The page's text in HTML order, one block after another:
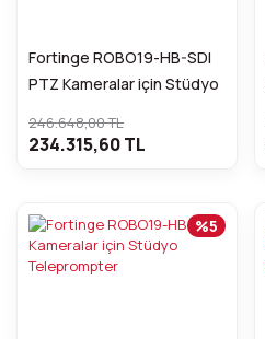
Fortinge ROBO19-HB-SDI
PTZ Kameralar için Stüdyo
246.648,00 TL
234.315,60 TL
%5